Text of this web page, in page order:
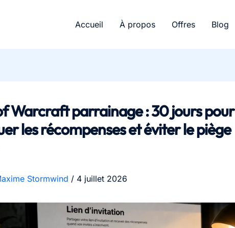
Accueil À propos Offres Blog
Warcraft parrainage : 30 jours pour
les récompenses et éviter le piège
Stormwind / 4 juillet 2026